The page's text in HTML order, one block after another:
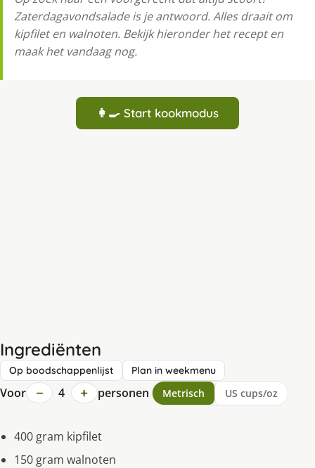
Zaterdagavondsalade is je antwoord. Alles draait om
kipfilet en walnoten. Bekijk hieronder het recept en
maak het vandaag nog.
👩‍🍳 Start kookmodus
Ingrediënten
Op boodschappenlijst Plan in weekmenu
Voor − 4 + personen Metrisch US cups/oz
400 gram kipfilet
150 gram walnoten